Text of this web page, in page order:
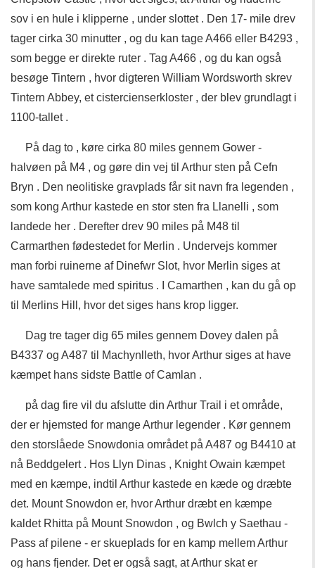
sov i en hule i klipperne , under slottet . Den 17- mile drev
tager cirka 30 minutter , og du kan tage A466 eller B4293 ,
som begge er direkte ruter . Tag A466 , og du kan også
besøge Tintern , hvor digteren William Wordsworth skrev
Tintern Abbey, et cistercienserkloster , der blev grundlagt i
1100-tallet .
På dag to , køre cirka 80 miles gennem Gower -
halvøen på M4 , og gøre din vej til Arthur sten på Cefn
Bryn . Den neolitiske gravplads får sit navn fra legenden ,
som kong Arthur kastede en stor sten fra Llanelli , som
landede her . Derefter drev 90 miles på M48 til
Carmarthen fødestedet for Merlin . Undervejs kommer
man forbi ruinerne af Dinefwr Slot, hvor Merlin siges at
have samtalede med spiritus . I Camarthen , kan du gå op
til Merlins Hill, hvor det siges hans krop ligger.
Dag tre tager dig 65 miles gennem Dovey dalen på
B4337 og A487 til Machynlleth, hvor Arthur siges at have
kæmpet hans sidste Battle of Camlan .
på dag fire vil du afslutte din Arthur Trail i et område,
der er hjemsted for mange Arthur legender . Kør gennem
den storslåede Snowdonia området på A487 og B4410 at
nå Beddgelert . Hos Llyn Dinas , Knight Owain kæmpet
med en kæmpe, indtil Arthur kastede en kæde og dræbte
det. Mount Snowdon er, hvor Arthur dræbt en kæmpe
kaldet Rhitta på Mount Snowdon , og Bwlch y Saethau -
Pass af pilene - er skueplads for en kamp mellem Arthur
og hans fjender. Det er også sagt, at Arthur skat er